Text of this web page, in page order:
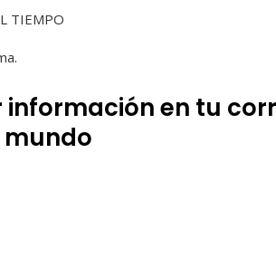
TIEMPO
información en tu
mundo